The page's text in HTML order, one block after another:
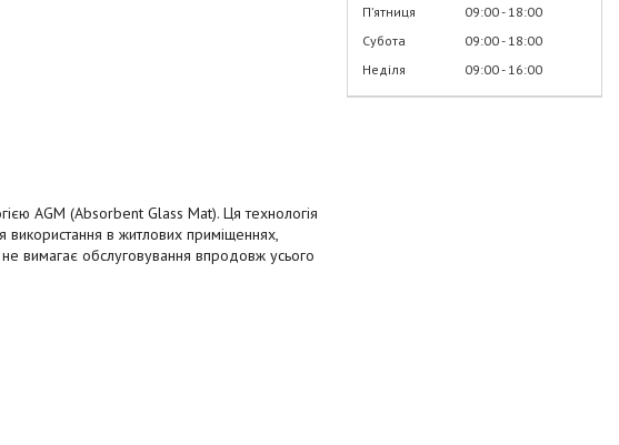
AGM (Absorbent Glass Mat). Ця технологія
використання в житлових приміщеннях,
вимагає обслуговування впродовж усього
Пʼятниця
09:00 18:00
Субота
09:00 18:00
Неділя
09:00 16:00